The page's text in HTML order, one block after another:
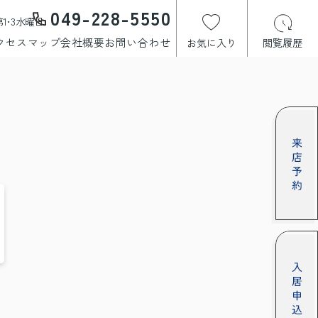
･3水曜日 049-228-5550
セスマップ会社概要お問い合わせ お気に入り 閲覧履歴